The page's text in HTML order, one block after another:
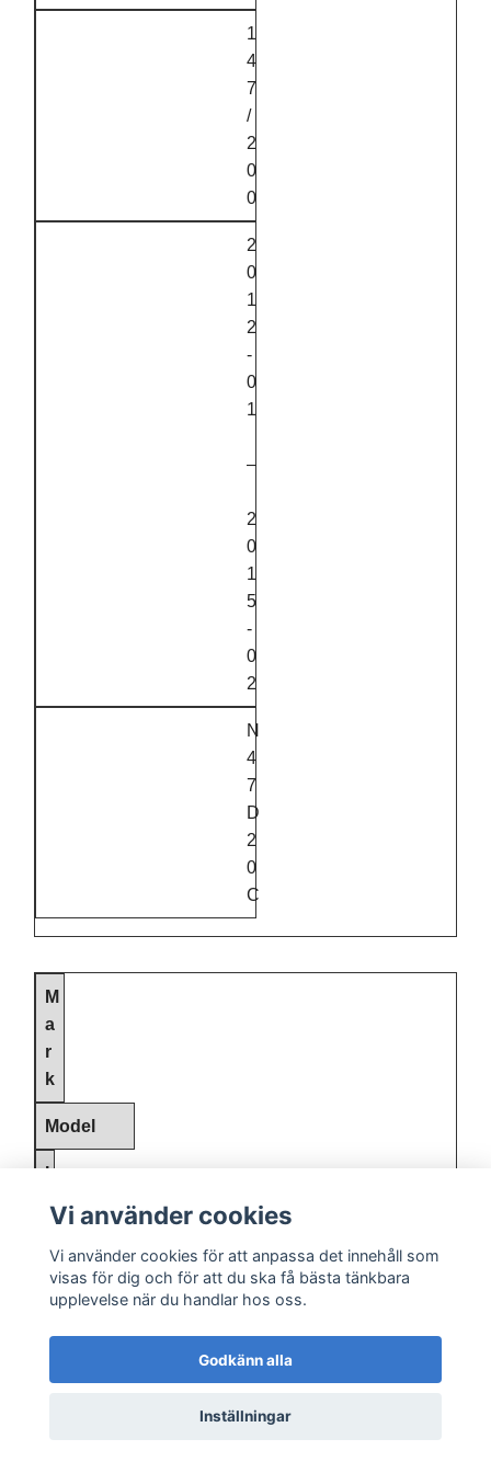
1
4
7
/
2
0
0
2
0
1
2
‑
0
1
–
2
0
1
5
‑
0
2
N
4
7
D
2
0
C
M
a
r
k
Model
L
K
W/
HP
Engine and specifications
Vi använder cookies
Vi använder cookies för att anpassa det innehåll som
visas för dig och för att du ska få bästa tänkbara
upplevelse när du handlar hos oss.
Godkänn alla
Inställningar